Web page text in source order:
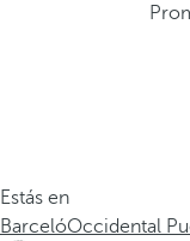
Estás en
BarcelóOccidental